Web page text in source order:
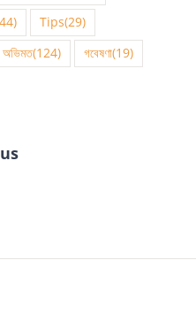
Tips(29)
অভিমত(124) গবেষণা(19)